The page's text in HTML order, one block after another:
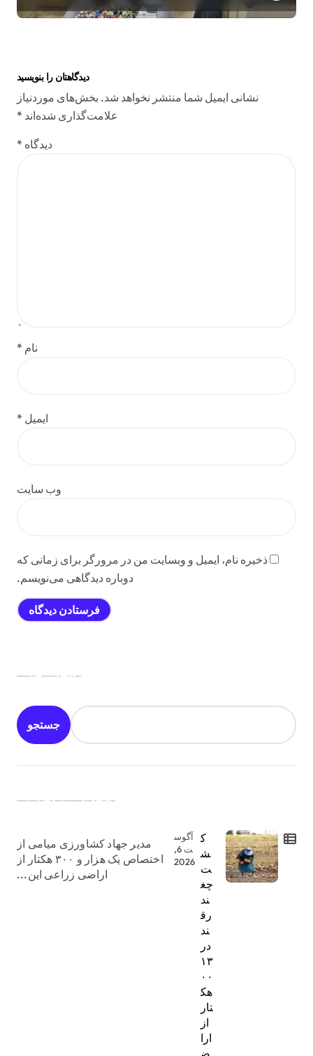
دیدگاهتان را بنویسید
نشانی ایمیل شما منتشر نخواهد شد. بخش‌های موردنیاز
علامت‌گذاری شده‌اند *
دیدگاه *
نام *
ایمیل *
وب‌ سایت
ذخیره نام، ایمیل و وبسایت من در مرورگر برای زمانی که
دوباره دیدگاهی می‌نویسم.
جستجو
جستجو
جدیدترین اخبار:
ک
ش
ت
چغ
ند
رق
ند
در
۱۳
۰۰
هک
تار
از
ارا
ض
آگوس
ت 6,
2026
مدیر جهاد کشاورزی میامی از
اختصاص یک هزار و ۳۰۰ هکتار از
اراضی زراعی این...